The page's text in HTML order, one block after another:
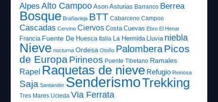
Alpes Alto Campoo Ason Asturias Barranco Berrea
Bosque Brañavieja BTT Cabarceno Campoo
Cascadas Cervino Ciervos Costa Cuevas Ebro El Henar
Francia Fuente De Huesca Italia La Hermida Lluvia niebla
Nieve nocturna Ordesa Otoño PalomberaPicos
de EuropaPirineos Puente Tibetano Ramales
Rapel Raquetas de nieve Refugio Reinosa
Saja Santander SenderismoTrekking
Tres Mares Ucieda Via Ferrata